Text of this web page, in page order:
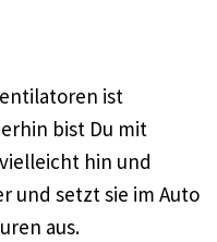
ist
bist Du mit
hin und
und setzt sie im Auto
aus.